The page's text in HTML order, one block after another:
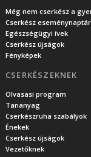
Még nem cserkész a
Cserkész eseménynaptár
Egészségügyi ívek
Cserkész újságok
Fényképek
CSERKÉSZEKNEK
Olvasasi program
Tananyag
Cserkészruha szabályok
Énekek
Cserkész újságok
Vezetőknek